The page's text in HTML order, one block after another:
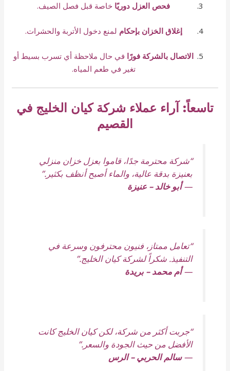
فحص العزل دوريًا خاصة قبل فصل الصيف.
إغلاق الخزان بإحكام لمنع دخول الأتربة والحشرات.
الاتصال بالشركة فورًا في حال ملاحظة أي تسرب بسيط أو
تغير في طعم المياه.
تاسعاً: آراء عملاء شركة كيان الخليج في
القصيم
“شركة محترمة جدًا، قاموا بعزل خزان منزلي
بعنيزة بدقة عالية، والماء أصبح أنظف بكثير.”
—أبو خالد – عنيزة
“تعامل ممتاز، فنيون محترفون وسرعة في
التنفيذ. شكراً لشركة كيان الخليج.”
—أم محمد – بريدة
“جربت أكثر من شركة، لكن كيان الخليج كانت
الأفضل من حيث الجودة والسعر.”
—سالم الحربي – الرس